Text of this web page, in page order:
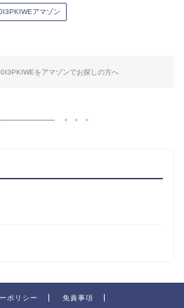
アマゾン
をアマゾンでお探しの方へ
ポリシー 免責事項